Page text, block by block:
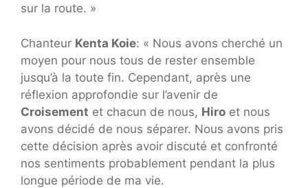
sur la route. »
Chanteur Kenta Koie: « Nous avons cherché un
moyen pour nous tous de rester ensemble
jusqu’à la toute fin. Cependant, après une
réflexion approfondie sur l’avenir de
Croisement et chacun de nous, Hiro et nous
avons décidé de nous séparer. Nous avons pris
cette décision après avoir discuté et confronté
nos sentiments probablement pendant la plus
longue période de ma vie.